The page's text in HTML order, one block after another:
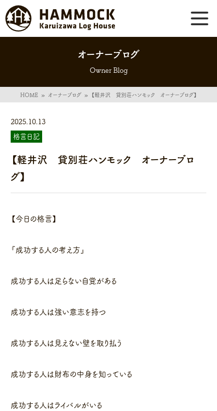
オーナーブログ
Owner Blog
HOME» オーナーブログ» 【軽井沢 貸別荘ハンモック オーナーブログ】
2025.10.13
格言日記
【軽井沢 貸別荘ハンモック オーナーブロ
グ】
【今日の格言】
『成功する人の考え方』
成功する人は足らない自覚がある
成功する人は強い意志を持つ
成功する人は見えない壁を取り払う
成功する人は財布の中身を知っている
成功する人はライバルがいる